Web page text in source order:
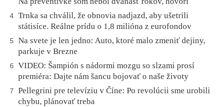
4 Trnka sa chválil, že obnovia nadjazd, aby ušetrili
státisíce. Reálne prídu o 1,8 milióna z eurofondov
5
Na svete je len jedno: Auto, ktoré malo zmeniť dejiny,
parkuje v Brezne
6
VIDEO: Šampión s nádormi mozgu so slzami prosí
premiéra: Dajte nám šancu bojovať o naše životy
7
Pellegrini pre televíziu v Číne: Po revolúcii sme urobili
chybu, plánovať treba